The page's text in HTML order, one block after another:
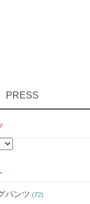
PRESS
パンツ (72)